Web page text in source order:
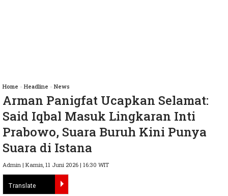
Home » Headline » News
Arman Panigfat Ucapkan Selamat:
Said Iqbal Masuk Lingkaran Inti
Prabowo, Suara Buruh Kini Punya
Suara di Istana
Admin | Kamis, 11 Juni 2026 | 16:30 WIT